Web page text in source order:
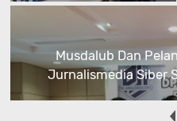
Musdalub Dan
Jurnalismedia Siber